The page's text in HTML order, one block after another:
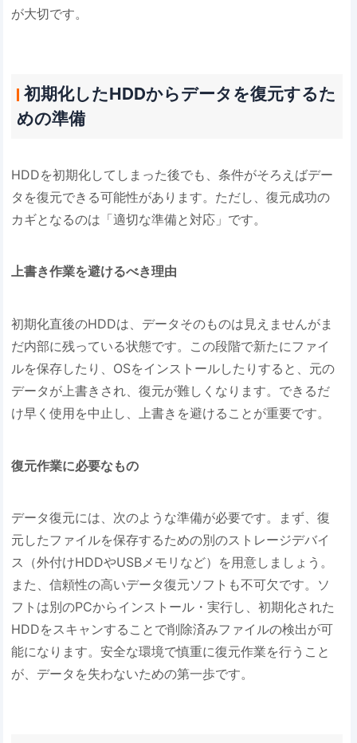
が大切です。
初期化したHDDからデータを復元するた
めの準備
HDDを初期化してしまった後でも、条件がそろえばデー
タを復元できる可能性があります。ただし、復元成功の
カギとなるのは「適切な準備と対応」です。
上書き作業を避けるべき理由
初期化直後のHDDは、データそのものは見えませんがま
だ内部に残っている状態です。この段階で新たにファイ
ルを保存したり、OSをインストールしたりすると、元の
データが上書きされ、復元が難しくなります。できるだ
け早く使用を中止し、上書きを避けることが重要です。
復元作業に必要なもの
データ復元には、次のような準備が必要です。まず、復
元したファイルを保存するための別のストレージデバイ
ス（外付けHDDやUSBメモリなど）を用意しましょう。
また、信頼性の高いデータ復元ソフトも不可欠です。ソ
フトは別のPCからインストール・実行し、初期化された
HDDをスキャンすることで削除済みファイルの検出が可
能になります。安全な環境で慎重に復元作業を行うこと
が、データを失わないための第一歩です。